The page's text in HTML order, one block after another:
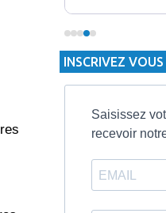
de
5 Dh inclut 100
tandis que les
proposent
durées de
INSCRIVEZ
Saisissez
recevoir